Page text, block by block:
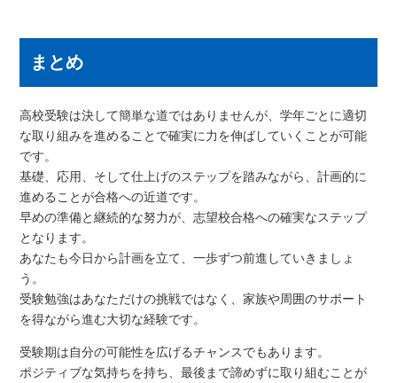
まとめ
高校受験は決して簡単な道ではありませんが、学年ごとに適切
な取り組みを進めることで確実に力を伸ばしていくことが可能
です。
基礎、応用、そして仕上げのステップを踏みながら、計画的に
進めることが合格への近道です。
早めの準備と継続的な努力が、志望校合格への確実なステップ
となります。
あなたも今日から計画を立て、一歩ずつ前進していきましょ
う。
受験勉強はあなただけの挑戦ではなく、家族や周囲のサポート
を得ながら進む大切な経験です。
受験期は自分の可能性を広げるチャンスでもあります。
ポジティブな気持ちを持ち、最後まで諦めずに取り組むことが